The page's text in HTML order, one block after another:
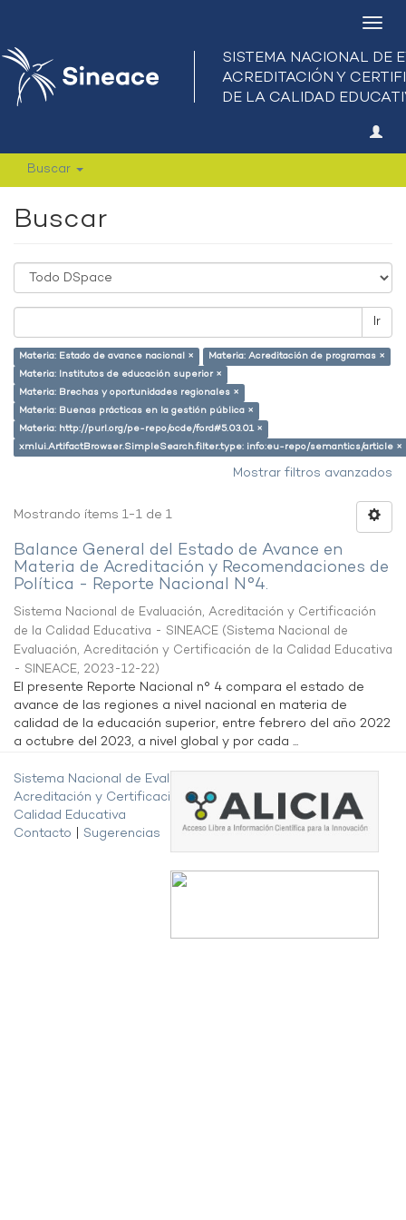
Buscar
Buscar
Ir
Materia: Estado de avance nacional ×
Materia: Acreditación de programas ×
Materia: Institutos de educación superior ×
Materia: Brechas y oportunidades regionales ×
Materia: Buenas prácticas en la gestión pública ×
Materia: http://purl.org/pe-repo/ocde/ford#5.03.01 ×
xmlui.ArtifactBrowser.SimpleSearch.filter.type: info:eu-repo/semantics/article ×
Mostrar filtros avanzados
Mostrando ítems 1-1 de 1
Balance General del Estado de Avance en
Materia de Acreditación y Recomendaciones de
Política - Reporte Nacional N°4.
Sistema Nacional de Evaluación, Acreditación y Certificación
de la Calidad Educativa - SINEACE (Sistema Nacional de
Evaluación, Acreditación y Certificación de la Calidad Educativa
- SINEACE, 2023-12-22)
El presente Reporte Nacional n° 4 compara el estado de
avance de las regiones a nivel nacional en materia de
calidad de la educación superior, entre febrero del año 2022
a octubre del 2023, a nivel global y por cada ...
Sistema Nacional de Evaluación,
Acreditación y Certificación de la
Calidad Educativa
Contacto
Sugerencias